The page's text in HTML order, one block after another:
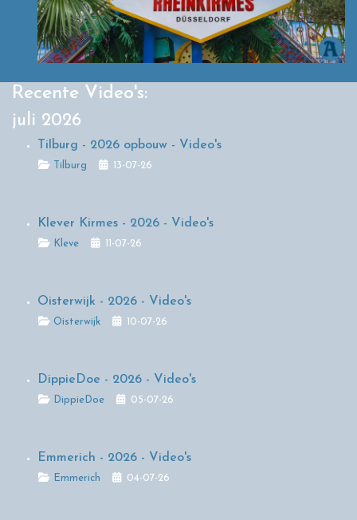
Recente Video's:
juli 2026
Tilburg - 2026 opbouw - Video's
Details
Tilburg 13-07-26
Klever Kirmes - 2026 - Video's
Details
Kleve 11-07-26
Oisterwijk - 2026 - Video's
DetailsOisterwijk 10-07-26
DippieDoe - 2026 - Video's
DetailsDippieDoe 05-07-26
Emmerich - 2026 - Video's
DetailsEmmerich 04-07-26